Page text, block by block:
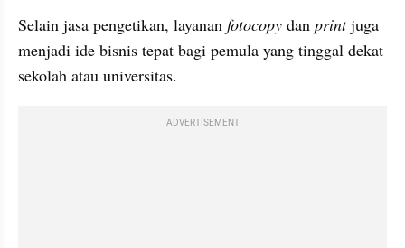
Selain jasa pengetikan, layanan fotocopy dan print juga
menjadi ide bisnis tepat bagi pemula yang tinggal dekat
sekolah atau universitas.
ADVERTISEMENT